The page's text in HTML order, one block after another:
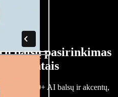
balsų pasirinkimas
akcentais
iš 100+ AI balsų ir akcentų,